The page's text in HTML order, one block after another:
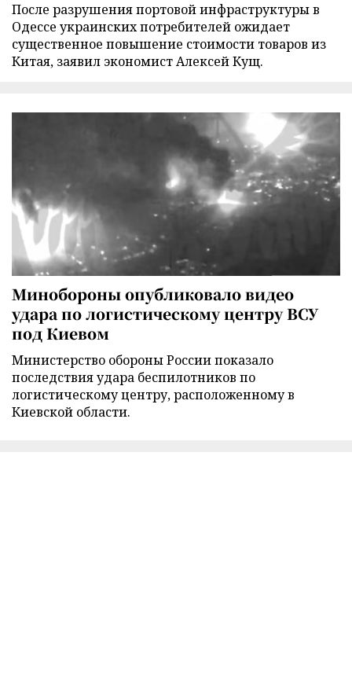
После разрушения портовой инфраструктуры в
Одессе украинских потребителей ожидает
существенное повышение стоимости товаров из
Китая, заявил экономист Алексей Кущ.
Минобороны опубликовало видео
удара по логистическому центру ВСУ
под Киевом
Министерство обороны России показало
последствия удара беспилотников по
логистическому центру, расположенному в
Киевской области.